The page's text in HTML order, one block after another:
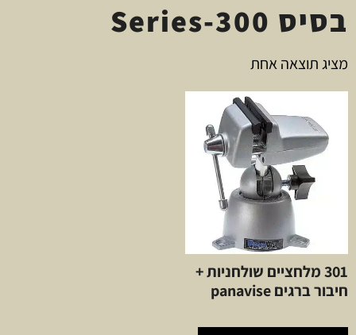
בסיס 300-Series
מציג תוצאה אחת
301 מלחציים שולחניות +
חיבור ברגים panavise